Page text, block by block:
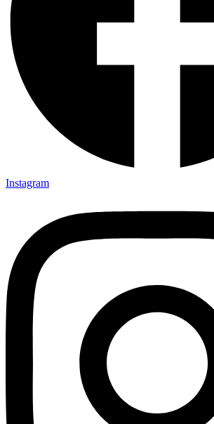
Instagram